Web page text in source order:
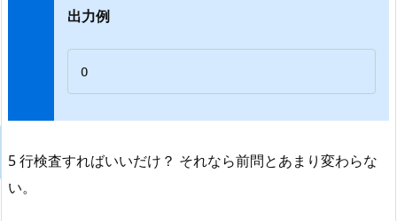
出力例
O
5 行検査すればいいだけ？ それなら前問とあまり変わらな
い。